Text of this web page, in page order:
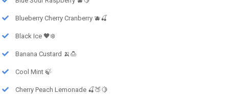
Blueberry Cherry Cranberry 🫐🍒
Black Ice 🖤❄️
Banana Custard 🍌🍮
Cool Mint 🍃
Cherry Peach Lemonade 🍒🍑🍋